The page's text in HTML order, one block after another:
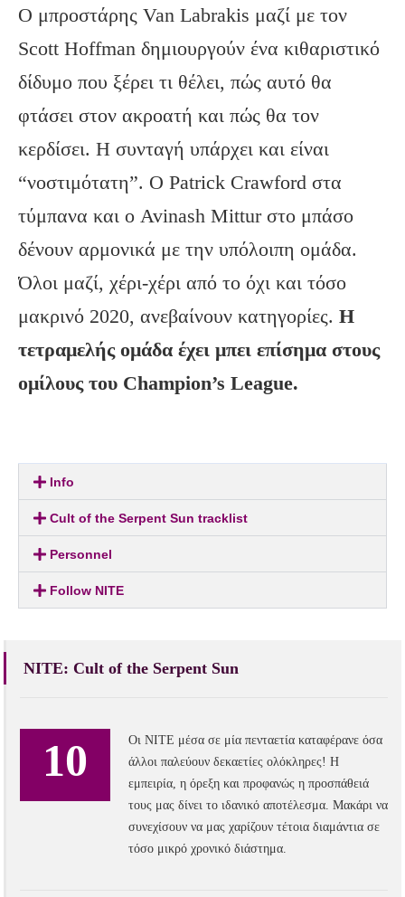
Ο μπροστάρης Van Labrakis μαζί με τον
Scott Hoffman δημιουργούν ένα κιθαριστικό
δίδυμο που ξέρει τι θέλει, πώς αυτό θα
φτάσει στον ακροατή και πώς θα τον
κερδίσει. Η συνταγή υπάρχει και είναι
“νοστιμότατη”. Ο Patrick Crawford στα
τύμπανα και ο Avinash Mittur στο μπάσο
δένουν αρμονικά με την υπόλοιπη ομάδα.
Όλοι μαζί, χέρι-χέρι από το όχι και τόσο
μακρινό 2020, ανεβαίνουν κατηγορίες. Η
τετραμελής ομάδα έχει μπει επίσημα στους
ομίλους του Champion’s League.
Info
Cult of the Serpent Sun tracklist
Personnel
Follow NITE
NITE: Cult of the Serpent Sun
10
Οι NITE μέσα σε μία πενταετία καταφέρανε όσα
άλλοι παλεύουν δεκαετίες ολόκληρες! Η
εμπειρία, η όρεξη και προφανώς η προσπάθειά
τους μας δίνει το ιδανικό αποτέλεσμα. Μακάρι να
συνεχίσουν να μας χαρίζουν τέτοια διαμάντια σε
τόσο μικρό χρονικό διάστημα.